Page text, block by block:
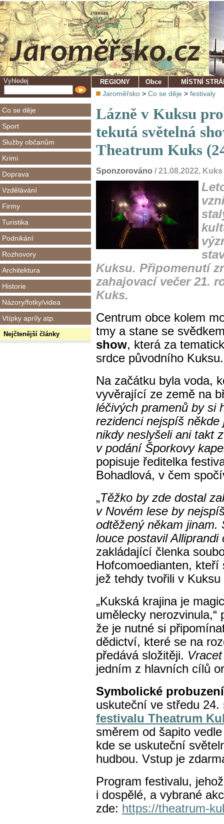
Vyhledej
Co se děje
Sport
Služby občanům
Krimi
Doprava
Vzdělávání
Firmy
Turistika
Podnikání
Rozhovory
Architektura
Historie
Názory/fotky/videa
Vtípky apríly atp.
Nejčtenější články
REGIONY Obce MÍSTNÍ
Jaroměřsko > Co se děje > festivaly
Lázně v Kuksu
tekutá světelná
Theatrum Kuks
Sponzorováno / 21.08.2022, Kuks
Kuksu. Připomenutí
zahajovací večer 21.
Kuks.
Centrum obce kolem
tmy a stane se
show, která za
srdce původního Kuksu.
Na začátku byla voda,
vyvěrající ze země na
léčivých pramenů by si
rezidenci nejspíš
nikdy neslyšeli ani takt
v podání Šporkovy
popisuje ředitelka
Bohadlová, v čem
„Těžko by zde dostal
v Novém lese by
odtěžený někam jinam.
louce postavil
zakládající členka
Hofcomoedianten,
jež tehdy tvořili v
„Kukská krajina je
umělecky
že je nutné si
dědictví, které se na
předává složitěji.
jedním z hlavních cílů
Symbolické
uskuteční ve středu
festivalu Theatrum
směrem od šapito
kde se uskuteční
hudbou. Vstup je
Program festivalu,
i dospělé, a vybrané
zde: https://theatrum-